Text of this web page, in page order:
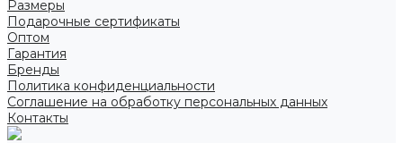
Размеры
Подарочные сертификаты
Оптом
Гарантия
Бренды
Политика конфиденциальности
Соглашение на обработку персональных данных
Контакты